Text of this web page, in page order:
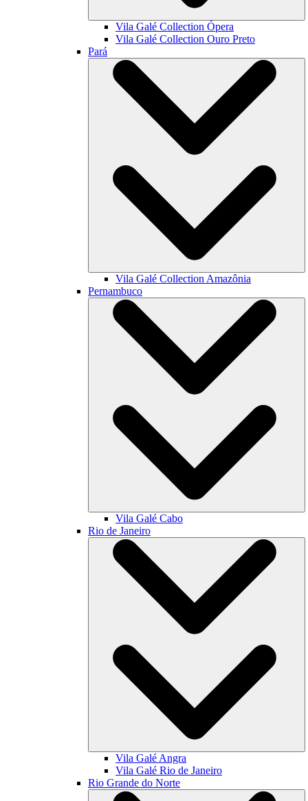
Vila Galé Collection Ópera
Vila Galé Collection Ouro Preto
Pará
Vila Galé Collection Amazônia
Pernambuco
Vila Galé Cabo
Rio de Janeiro
Vila Galé Angra
Vila Galé Rio de Janeiro
Rio Grande do Norte